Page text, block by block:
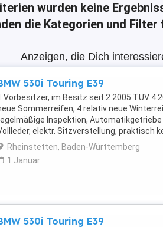
wurden keine
die Kategorien und
Anzeigen, die Dich
530i Touring E39
Vorbesitzer, im Besitz seit 2 2005 TÜV 4
Sommerreifen, 4 relativ neue
Inspektion,
elektr. Sitzverstellung, praktisch
Rheinstetten, Baden-Württemberg
1 Januar
530i Touring E39